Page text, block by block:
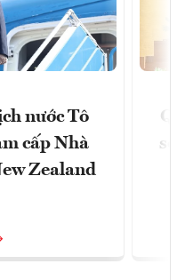
nước Tô
cấp Nhà
Zealand